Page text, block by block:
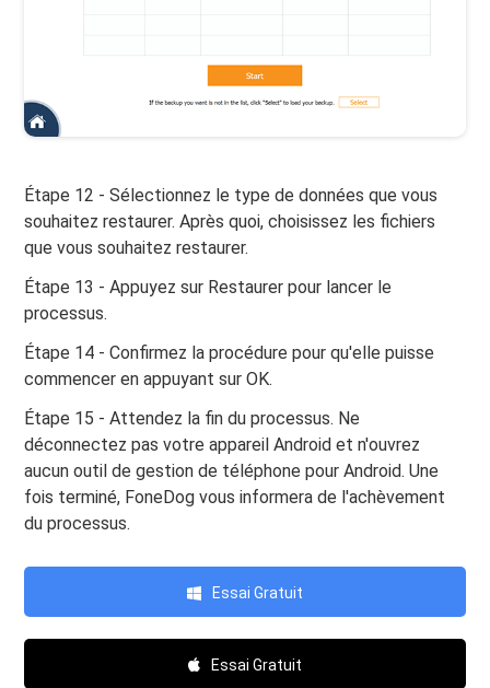
Étape 12 - Sélectionnez le type de données que vous
souhaitez restaurer. Après quoi, choisissez les fichiers
que vous souhaitez restaurer.
Étape 13 - Appuyez sur Restaurer pour lancer le
processus.
Étape 14 - Confirmez la procédure pour qu'elle puisse
commencer en appuyant sur OK.
Étape 15 - Attendez la fin du processus. Ne
déconnectez pas votre appareil Android et n'ouvrez
aucun outil de gestion de téléphone pour Android. Une
fois terminé, FoneDog vous informera de l'achèvement
du processus.
Essai Gratuit
Essai Gratuit